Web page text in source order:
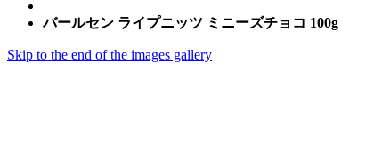
バールセン ライプニッツ ミニーズチョコ 100g
Skip to the end of the images gallery